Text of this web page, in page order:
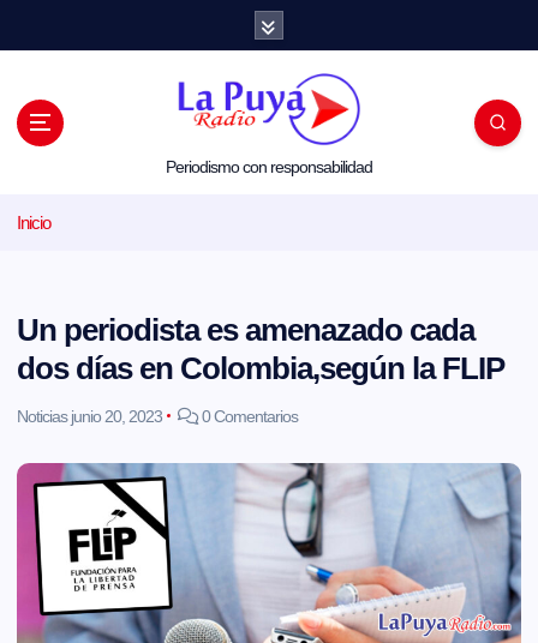
l
Periodismo con responsabilidad
Inicio
Un periodista es amenazado cada
dos días en Colombia,según la FLIP
Noticias junio 20, 2023 0 Comentarios